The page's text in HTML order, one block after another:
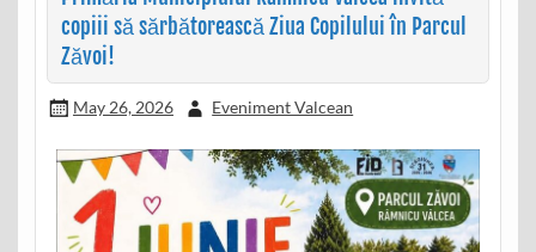
copiii să sărbătorească Ziua Copilului în Parcul
Zăvoi!
May 26, 2026 Eveniment Valcean